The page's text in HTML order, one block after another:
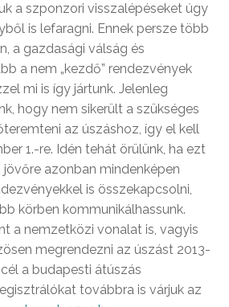
a szponzori visszalépéseket úgy
is lefaragni. Ennek persze több
a gazdasági válság és
a nem „kezdő” rendezvények
mi is így jártunk. Jelenleg
hogy nem sikerült a szükséges
az úszáshoz, így el kell
1.-re. Idén tehát örülünk, ha ezt
jövőre azonban mindenképen
is összekapcsolni,
körben kommunikálhassunk.
a nemzetközi vonalat is, vagyis
megrendezni az úszást 2013-
a budapesti átúszás
továbbra is várjuk az